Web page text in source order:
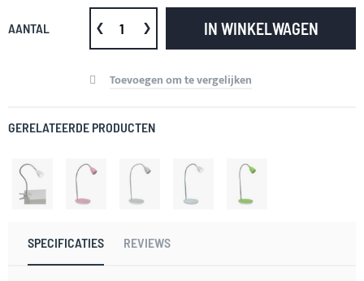
AANTAL IN WINKELWAGEN
Toevoegen om te vergelijken
GERELATEERDE PRODUCTEN
SPECIFICATIES REVIEWS